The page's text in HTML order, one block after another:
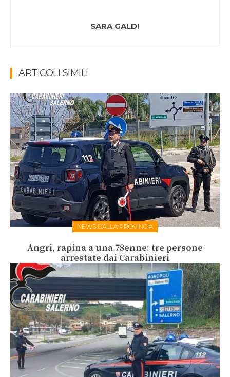
SARA GALDI
ARTICOLI SIMILI
NEWS DALLA PROVINCIA
Angri, rapina a una 78enne: tre persone
arrestate dai Carabinieri